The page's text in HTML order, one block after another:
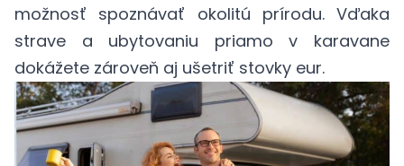
možnosť spoznávať okolitú prírodu. Vďaka
strave a ubytovaniu priamo v karavane
dokážete zároveň aj ušetriť stovky eur.